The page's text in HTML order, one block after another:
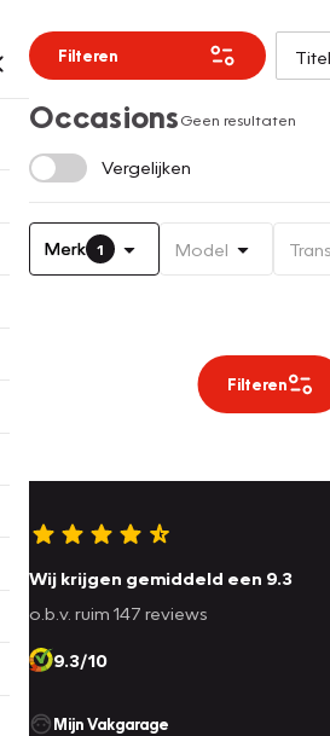
Filteren
OccasionsGeen resultaten
Vergelijken
Merk 1 Model
Filteren
Wij krijgen gemiddeld een 9.3
o.b.v. ruim 147 reviews
9.3/10
Mijn Vakgarage